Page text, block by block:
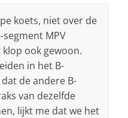
koets, niet over de
segment MPV
ook gewoon.
in het B-
de andere B-
van dezelfde
lijkt me dat we het